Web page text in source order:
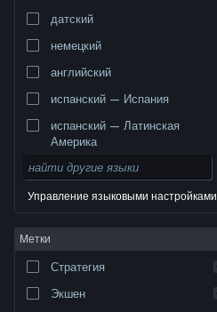
© Valve Corporation. Все права сохранены. Все
торговые марки являются собственностью
Правовая информация
Соглашение подписчика Steam
Файлы cookie
датский
немецкий
английский
испанский — Испания
испанский — Латинская
Америка
Управление языковыми настройками
Метки
Стратегия
Экшен